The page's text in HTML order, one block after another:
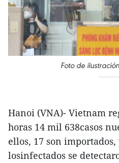
Foto de
Hanoi (VNA)- Vietnam
horas 14 mil 638casos
ellos, 17 son
losinfectados se